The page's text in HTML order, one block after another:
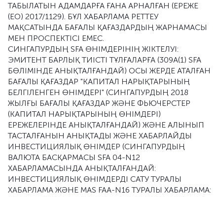
ТАБЫЛАТЫН АДАМДАРҒА ҒАНА АРНАЛҒАН (ЕРЕЖЕ
(ЕО) 2017/1129). БҰЛ ХАБАРЛАМА РЕТТЕУ
МАҚСАТЫНДА БАҒАЛЫ ҚАҒАЗДАРДЫҢ ЖАРНАМАСЫ
МЕН ПРОСПЕКТІСІ ЕМЕС.
СИНГАПУРДЫҢ SFA ӨНІМДЕРІНІҢ ЖІКТЕЛУІ:
ЭМИТЕНТ БАРЛЫҚ ТИІСТІ ТҰЛҒАЛАРҒА (309A(1) SFA
БӨЛІМІНДЕ АНЫҚТАЛҒАНДАЙ) ОСЫ ЖЕРДЕ АТАЛҒАН
БАҒАЛЫ ҚАҒАЗДАР "КАПИТАЛ НАРЫҚТАРЫНЫҢ
БЕЛГІЛЕНГЕН ӨНІМДЕРІ" (СИНГАПУРДЫҢ 2018
ЖЫЛҒЫ БАҒАЛЫ ҚАҒАЗДАР ЖӘНЕ ФЬЮЧЕРСТЕР
(КАПИТАЛ НАРЫҚТАРЫНЫҢ ӨНІМДЕРІ)
ЕРЕЖЕЛЕРІНДЕ АНЫҚТАЛҒАНДАЙ) ЖӘНЕ АЛЫНЫП
ТАСТАЛҒАНЫН АНЫҚТАДЫ ЖӘНЕ ХАБАРЛАЙДЫ
ИНВЕСТИЦИЯЛЫҚ ӨНІМДЕР (СИНГАПУРДЫҢ
ВАЛЮТА БАСҚАРМАСЫ SFA 04-N12
ХАБАРЛАМАСЫНДА АНЫҚТАЛҒАНДАЙ:
ИНВЕСТИЦИЯЛЫҚ ӨНІМДЕРДІ САТУ ТУРАЛЫ
ХАБАРЛАМА ЖӘНЕ MAS FAA-N16 ТУРАЛЫ ХАБАРЛАМА: